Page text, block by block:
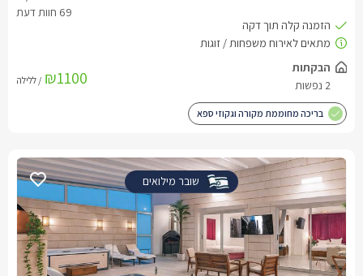
הבקתות
2 נפשות
₪1100 / ללילה
בריכה מחוממת מקורה וגקוזי ספא
שובר מילואים